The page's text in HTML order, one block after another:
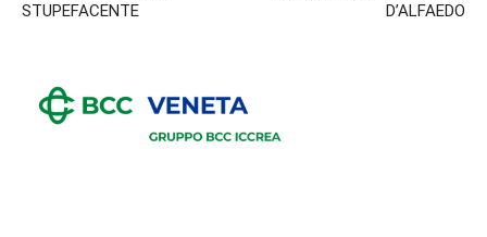
STUPEFACENTE
D’ALFAEDO